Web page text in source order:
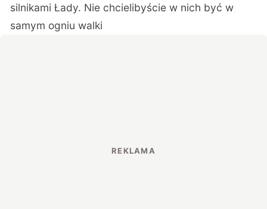
silnikami Łady. Nie chcielibyście w nich być w
samym ogniu walki